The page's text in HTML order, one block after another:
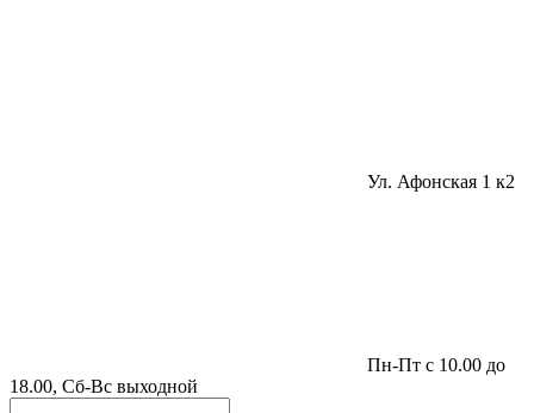
Ул. Афонская 1 к2
Пн-Пт с 10.00 до
18.00, Сб-Вс выходной